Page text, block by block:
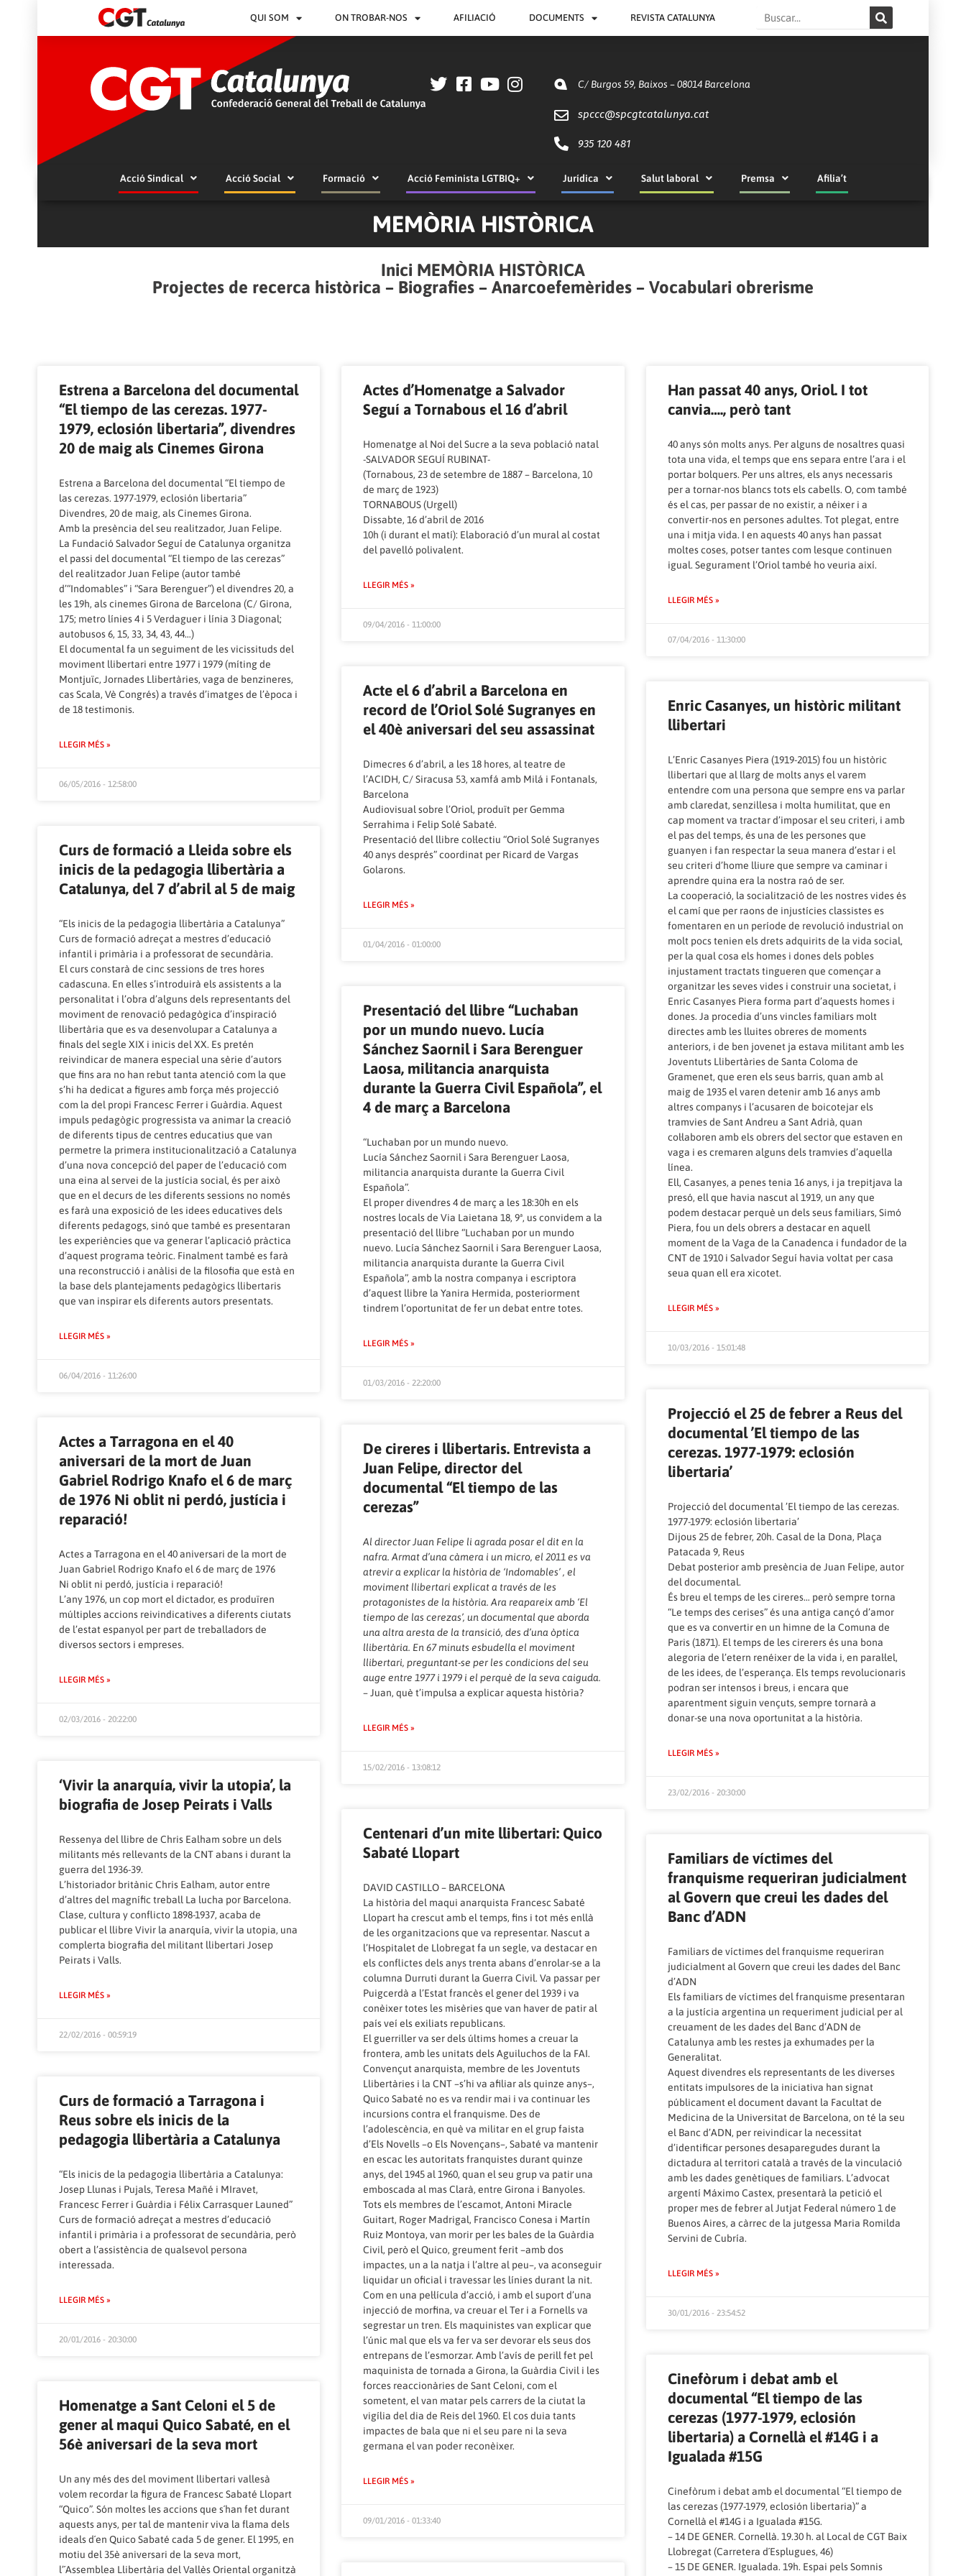
QUI SOM ON TROBAR-NOS AFILIACIÓ DOCUMENTS REVISTA CATALUNYA Search
C/ Burgos 59, Baixos – 08014 Barcelona
spccc@spcgtcatalunya.cat
935 120 481
Acció Sindical Acció Social Formació Acció Feminista LGTBIQ+ Jurídica Salut laboral Premsa Afilia’t
MEMÒRIA HISTÒRICA
Inici MEMÒRIA HISTÒRICA
Projectes de recerca històrica – Biografies – Anarcoefemèrides – Vocabulari obrerisme
Estrena a Barcelona del documental
“El tiempo de las cerezas. 1977-
1979, eclosión libertaria”, divendres
20 de maig als Cinemes Girona
Estrena a Barcelona del documental “El tiempo de
las cerezas. 1977-1979, eclosión libertaria”
Divendres, 20 de maig, als Cinemes Girona.
Amb la presència del seu realitzador, Juan Felipe.
La Fundació Salvador Seguí de Catalunya organitza
el passi del documental “El tiempo de las cerezas”
del realitzador Juan Felipe (autor també
d’“Indomables” i “Sara Berenguer”) el divendres 20, a
les 19h, als cinemes Girona de Barcelona (C/ Girona,
175; metro línies 4 i 5 Verdaguer i línia 3 Diagonal;
autobusos 6, 15, 33, 34, 43, 44…)
El documental fa un seguiment de les vicissituds del
moviment llibertari entre 1977 i 1979 (míting de
Montjuïc, Jornades Llibertàries, vaga de benzineres,
cas Scala, Vè Congrés) a través d’imatges de l’època i
de 18 testimonis.
LLEGIR MÉS »
06/05/2016 - 12:58:00
Actes d’Homenatge a Salvador
Seguí a Tornabous el 16 d’abril
Homenatge al Noi del Sucre a la seva població natal
-SALVADOR SEGUÍ RUBINAT-
(Tornabous, 23 de setembre de 1887 – Barcelona, 10
de març de 1923)
TORNABOUS (Urgell)
Dissabte, 16 d’abril de 2016
10h (i durant el matí): Elaboració d’un mural al costat
del pavelló polivalent.
LLEGIR MÉS »
09/04/2016 - 11:00:00
Han passat 40 anys, Oriol. I tot
canvia…., però tant
40 anys són molts anys. Per alguns de nosaltres quasi
tota una vida, el temps que ens separa entre l’ara i el
portar bolquers. Per uns altres, els anys necessaris
per a tornar-nos blancs tots els cabells. O, com també
és el cas, per passar de no existir, a néixer i a
convertir-nos en persones adultes. Tot plegat, entre
una i mitja vida. I en aquests 40 anys han passat
moltes coses, potser tantes com lesque continuen
igual. Segurament l’Oriol també ho veuria així.
LLEGIR MÉS »
07/04/2016 - 11:30:00
Curs de formació a Lleida sobre els
inicis de la pedagogia llibertària a
Catalunya, del 7 d’abril al 5 de maig
“Els inicis de la pedagogia llibertària a Catalunya”
Curs de formació adreçat a mestres d’educació
infantil i primària i a professorat de secundària.
El curs constarà de cinc sessions de tres hores
cadascuna. En elles s’introduirà els assistents a la
personalitat i l’obra d’alguns dels representants del
moviment de renovació pedagògica d’inspiració
llibertària que es va desenvolupar a Catalunya a
finals del segle XIX i inicis del XX. Es pretén
reivindicar de manera especial una sèrie d’autors
que fins ara no han rebut tanta atenció com la que
s’hi ha dedicat a figures amb força més projecció
com la del propi Francesc Ferrer i Guàrdia. Aquest
impuls pedagògic progressista va animar la creació
de diferents tipus de centres educatius que van
permetre la primera institucionalització a Catalunya
d’una nova concepció del paper de l’educació com
una eina al servei de la justícia social, és per això
que en el decurs de les diferents sessions no només
es farà una exposició de les idees educatives dels
diferents pedagogs, sinó que també es presentaran
les experiències que va generar l’aplicació pràctica
d’aquest programa teòric. Finalment també es farà
una reconstrucció i anàlisi de la filosofia que està en
la base dels plantejaments pedagògics llibertaris
que van inspirar els diferents autors presentats.
LLEGIR MÉS »
06/04/2016 - 11:26:00
Acte el 6 d’abril a Barcelona en
record de l’Oriol Solé Sugranyes en
el 40è aniversari del seu assassinat
Dimecres 6 d’abril, a les 18 hores, al teatre de
l’ACIDH, C/ Siracusa 53, xamfá amb Milá i Fontanals,
Barcelona
Audiovisual sobre l’Oriol, produït per Gemma
Serrahima i Felip Solé Sabaté.
Presentació del llibre col·lectiu “Oriol Solé Sugranyes
40 anys després” coordinat per Ricard de Vargas
Golarons.
LLEGIR MÉS »
01/04/2016 - 01:00:00
Enric Casanyes, un històric militant
llibertari
L’Enric Casanyes Piera (1919-2015) fou un històric
llibertari que al llarg de molts anys el varem
entendre com una persona que sempre ens va parlar
amb claredat, senzillesa i molta humilitat, que en
cap moment va tractar d’imposar el seu criteri, i amb
el pas del temps, és una de les persones que
guanyen i fan respectar la seua manera d’estar i el
seu criteri d’home lliure que sempre va caminar i
aprendre quina era la nostra raó de ser.
La cooperació, la socialització de les nostres vides és
el camí que per raons de injustícies classistes es
fomentaren en un període de revolució industrial on
molt pocs tenien els drets adquirits de la vida social,
per la qual cosa els homes i dones dels pobles
injustament tractats tingueren que començar a
organitzar les seves vides i construir una societat, i
Enric Casanyes Piera forma part d’aquests homes i
dones. Ja procedia d’uns vincles familiars molt
directes amb les lluites obreres de moments
anteriors, i de ben jovenet ja estava militant amb les
Joventuts Llibertàries de Santa Coloma de
Gramenet, que eren els seus barris, quan amb al
maig de 1935 el varen detenir amb 16 anys amb
altres companys i l’acusaren de boicotejar els
tramvies de Sant Andreu a Sant Adrià, quan
col·laboren amb els obrers del sector que estaven en
vaga i es cremaren alguns dels tramvies d’aquella
línea.
Ell, Casanyes, a penes tenia 16 anys, i ja trepitjava la
presó, ell que havia nascut al 1919, un any que
podem destacar perquè un dels seus familiars, Simó
Piera, fou un dels obrers a destacar en aquell
moment de la Vaga de la Canadenca i fundador de la
CNT de 1910 i Salvador Seguí havia voltat per casa
seua quan ell era xicotet.
LLEGIR MÉS »
10/03/2016 - 15:01:48
Actes a Tarragona en el 40
aniversari de la mort de Juan
Gabriel Rodrigo Knafo el 6 de març
de 1976 Ni oblit ni perdó, justícia i
reparació!
Actes a Tarragona en el 40 aniversari de la mort de
Juan Gabriel Rodrigo Knafo el 6 de març de 1976
Ni oblit ni perdó, justícia i reparació!
L’any 1976, un cop mort el dictador, es produïren
múltiples accions reivindicatives a diferents ciutats
de l’estat espanyol per part de treballadors de
diversos sectors i empreses.
LLEGIR MÉS »
02/03/2016 - 20:22:00
Presentació del llibre “Luchaban
por un mundo nuevo. Lucía
Sánchez Saornil i Sara Berenguer
Laosa, militancia anarquista
durante la Guerra Civil Española”, el
4 de març a Barcelona
“Luchaban por un mundo nuevo.
Lucía Sánchez Saornil i Sara Berenguer Laosa,
militancia anarquista durante la Guerra Civil
Española”.
El proper divendres 4 de març a les 18:30h en els
nostres locals de Via Laietana 18, 9ª, us convidem a la
presentació del llibre “Luchaban por un mundo
nuevo. Lucía Sánchez Saornil i Sara Berenguer Laosa,
militancia anarquista durante la Guerra Civil
Española”, amb la nostra companya i escriptora
d’aquest llibre la Yanira Hermida, posteriorment
tindrem l’oportunitat de fer un debat entre totes.
LLEGIR MÉS »
01/03/2016 - 22:20:00
Projecció el 25 de febrer a Reus del
documental ’El tiempo de las
cerezas. 1977-1979: eclosión
libertaria’
Projecció del documental ’El tiempo de las cerezas.
1977-1979: eclosión libertaria’
Dijous 25 de febrer, 20h. Casal de la Dona, Plaça
Patacada 9, Reus
Debat posterior amb presència de Juan Felipe, autor
del documental.
És breu el temps de les cireres… però sempre torna
“Le temps des cerises” és una antiga cançó d’amor
que es va convertir en un himne de la Comuna de
Paris (1871). El temps de les cirerers és una bona
alegoria de l’etern renéixer de la vida i, en paral·lel,
de les idees, de l’esperança. Els temps revolucionaris
podran ser intensos i breus, i encara que
aparentment siguin vençuts, sempre tornarà a
donar-se una nova oportunitat a la història.
LLEGIR MÉS »
23/02/2016 - 20:30:00
‘Vivir la anarquía, vivir la utopia’, la
biografia de Josep Peirats i Valls
Ressenya del llibre de Chris Ealham sobre un dels
militants més rellevants de la CNT abans i durant la
guerra del 1936-39.
L’historiador britànic Chris Ealham, autor entre
d’altres del magnífic treball La lucha por Barcelona.
Clase, cultura y conflicto 1898-1937, acaba de
publicar el llibre Vivir la anarquía, vivir la utopia, una
complerta biografia del militant llibertari Josep
Peirats i Valls.
LLEGIR MÉS »
22/02/2016 - 00:59:19
De cireres i llibertaris. Entrevista a
Juan Felipe, director del
documental “El tiempo de las
cerezas”
Al director Juan Felipe li agrada posar el dit en la
nafra. Armat d’una càmera i un micro, el 2011 es va
atrevir a explicar la història de ‘Indomables’ , el
moviment llibertari explicat a través de les
protagonistes de la història. Ara reapareix amb ‘El
tiempo de las cerezas’, un documental que aborda
una altra aresta de la transició, des d’una òptica
llibertària. En 67 minuts esbudella el moviment
llibertari, preguntant-se per les condicions del seu
auge entre 1977 i 1979 i el perquè de la seva caiguda.
– Juan, què t’impulsa a explicar aquesta història?
LLEGIR MÉS »
15/02/2016 - 13:08:12
Familiars de víctimes del
franquisme requeriran judicialment
al Govern que creui les dades del
Banc d’ADN
Familiars de víctimes del franquisme requeriran
judicialment al Govern que creui les dades del Banc
d’ADN
Els familiars de víctimes del franquisme presentaran
a la justícia argentina un requeriment judicial per al
creuament de les dades del Banc d’ADN de
Catalunya amb les restes ja exhumades per la
Generalitat.
Aquest divendres els representants de les diverses
entitats impulsores de la iniciativa han signat
públicament el document davant la Facultat de
Medicina de la Universitat de Barcelona, on té la seu
el Banc d’ADN, per reivindicar la necessitat
d’identificar persones desaparegudes durant la
dictadura al territori català a través de la vinculació
amb les dades genètiques de familiars. L’advocat
argentí Máximo Castex, presentarà la petició el
proper mes de febrer al Jutjat Federal número 1 de
Buenos Aires, a càrrec de la jutgessa Maria Romilda
Servini de Cubría.
LLEGIR MÉS »
30/01/2016 - 23:54:52
Curs de formació a Tarragona i
Reus sobre els inicis de la
pedagogia llibertària a Catalunya
“Els inicis de la pedagogia llibertària a Catalunya:
Josep Llunas i Pujals, Teresa Mañé i MIravet,
Francesc Ferrer i Guàrdia i Félix Carrasquer Launed”
Curs de formació adreçat a mestres d’educació
infantil i primària i a professorat de secundària, però
obert a l’assistència de qualsevol persona
interessada.
LLEGIR MÉS »
20/01/2016 - 20:30:00
Centenari d’un mite llibertari: Quico
Sabaté Llopart
DAVID CASTILLO – BARCELONA
La història del maqui anarquista Francesc Sabaté
Llopart ha crescut amb el temps, fins i tot més enllà
de les organitzacions que va representar. Nascut a
l’Hospitalet de Llobregat fa un segle, va destacar en
els conflictes dels anys trenta abans d’enrolar-se a la
columna Durruti durant la Guerra Civil. Va passar per
Puigcerdà a l’Estat francès el gener del 1939 i va
conèixer totes les misèries que van haver de patir al
país veí els exiliats republicans.
El guerriller va ser dels últims homes a creuar la
frontera, amb les unitats dels Aguiluchos de la FAI.
Convençut anarquista, membre de les Joventuts
Llibertàries i la CNT –s’hi va afiliar als quinze anys–,
Quico Sabaté no es va rendir mai i va continuar les
incursions contra el franquisme. Des de
l’adolescència, en què va militar en el grup faista
d’Els Novells –o Els Novençans–, Sabaté va mantenir
en escac les autoritats franquistes durant quinze
anys, del 1945 al 1960, quan el seu grup va patir una
emboscada al mas Clarà, entre Girona i Banyoles.
Tots els membres de l’escamot, Antoni Miracle
Guitart, Roger Madrigal, Francisco Conesa i Martín
Ruiz Montoya, van morir per les bales de la Guàrdia
Civil, però el Quico, greument ferit –amb dos
impactes, un a la natja i l’altre al peu–, va aconseguir
liquidar un oficial i travessar les línies durant la nit.
Com en una pel·lícula d’acció, i amb el suport d’una
injecció de morfina, va creuar el Ter i a Fornells va
segrestar un tren. Els maquinistes van explicar que
l’únic mal que els va fer va ser devorar els seus dos
entrepans de l’esmorzar. Amb l’avís de perill fet pel
maquinista de tornada a Girona, la Guàrdia Civil i les
forces reaccionàries de Sant Celoni, com el
sometent, el van matar pels carrers de la ciutat la
vigília del dia de Reis del 1960. El cos duia tants
impactes de bala que ni el seu pare ni la seva
germana el van poder reconèixer.
LLEGIR MÉS »
09/01/2016 - 01:33:40
Cinefòrum i debat amb el
documental “El tiempo de las
cerezas (1977-1979, eclosión
libertaria) a Cornellà el #14G i a
Igualada #15G
Cinefòrum i debat amb el documental “El tiempo de
las cerezas (1977-1979, eclosión libertaria)” a
Cornellà el #14G i a Igualada #15G.
– 14 DE GENER. Cornellà. 19.30 h. al Local de CGT Baix
Llobregat (Carretera d´Esplugues, 46)
– 15 DE GENER. Igualada. 19h. Espai pels Somnis
Homenatge a Sant Celoni el 5 de
gener al maqui Quico Sabaté, en el
56è aniversari de la seva mort
Un any més des del moviment llibertari vallesà
volem recordar la figura de Francesc Sabaté Llopart
“Quico”. Són moltes les accions que s´han fet durant
aquests anys, per tal de mantenir viva la flama dels
ideals d´en Quico Sabaté cada 5 de gener. El 1995, en
motiu del 35è aniversari de la seva mort,
l’´Assemblea Llibertària del Vallès Oriental organitzà